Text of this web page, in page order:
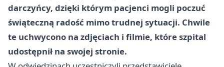
darczyńcy, dzięki którym pacjenci mogli poczuć
świąteczną radość mimo trudnej sytuacji. Chwile
te uchwycono na zdjęciach i filmie, które szpital
udostępnił na swojej stronie.